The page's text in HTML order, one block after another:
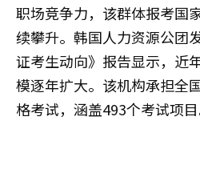
职场竞争力，该群体报考国
续攀升。韩国人力资源公团
证考生动向》报告显示，近
模逐年扩大。该机构承担全
格考试，涵盖493个考试项目